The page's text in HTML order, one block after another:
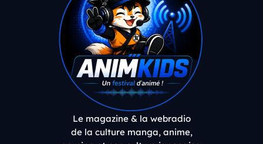
Le magazine & la webradio
de la culture manga, anime,